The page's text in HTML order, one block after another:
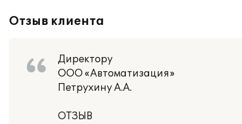
Отзыв клиента
Директору
ООО «Автоматизация»
Петрухину А.А.
ОТЗЫВ